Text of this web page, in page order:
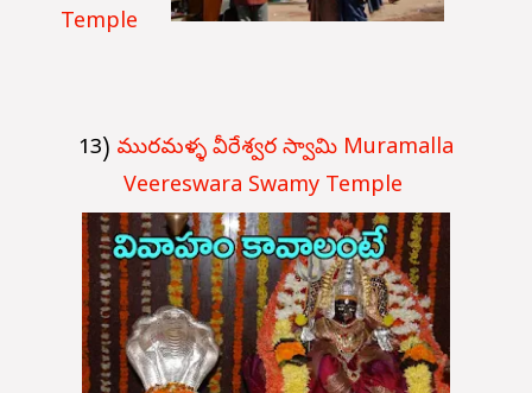
Temple
13) మురమళ్ళ వీరేశ్వర స్వామి Muramalla
Veereswara Swamy Temple